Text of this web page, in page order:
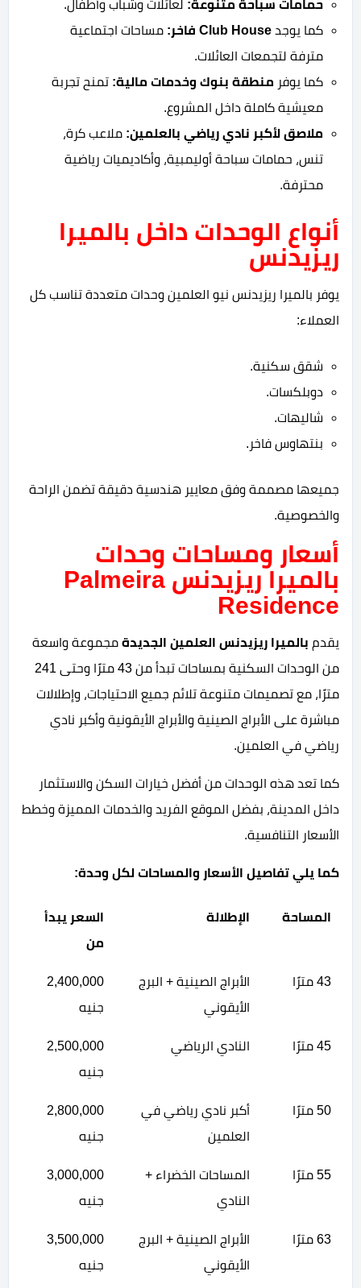
حمامات سباحة متنوعة: لعائلات وشباب وأطفال.
كما يوجد
مساحات اجتماعية
مترفة لتجمعات العائلات.
كما يوفر منطقة بنوك وخدمات مالية: تمنح تجربة
معيشية كاملة داخل المشروع.
ملاصق لأكبر نادي رياضي بالعلمين: ملاعب كرة،
تنس، حمامات سباحة أوليمبية، وأكاديميات رياضية
محترفة.
أنواع الوحدات داخل بالميرا
ريزيدنس
يوفر بالميرا ريزيدنس نيو العلمين وحدات متعددة تناسب كل
العملاء:
شقق سكنية.
دوبلكسات.
شاليهات.
بنتهاوس فاخر.
جميعها مصممة وفق معايير هندسية دقيقة تضمن الراحة
والخصوصية.
أسعار ومساحات وحدات
بالميرا ريزيدنس Palmeira
Residence
يقدم بالميرا ريزيدنس العلمين الجديدة مجموعة واسعة
من الوحدات السكنية بمساحات تبدأ من 43 مترًا وحتى 241
مترًا، مع تصميمات متنوعة تلائم جميع الاحتياجات، وإطلالات
مباشرة على الأبراج الصينية والأبراج الأيقونية وأكبر نادي
رياضي في العلمين.
كما تعد هذه الوحدات من أفضل خيارات السكن والاستثمار
داخل المدينة، بفضل الموقع الفريد والخدمات المميزة وخطط
الأسعار التنافسية.
كما يلي تفاصيل الأسعار والمساحات لكل وحدة:
المساحة الإطلالة
السعر يبدأ
من
43 مترًا
الأبراج الصينية + البرج
الأيقوني
2,400,000
جنيه
45 مترًا النادي الرياضي
2,500,000
جنيه
50 مترًا
أكبر نادي رياضي في
العلمين
2,800,000
جنيه
55 مترًا
المساحات الخضراء +
النادي
3,000,000
جنيه
63 مترًا
الأبراج الصينية + البرج
الأيقوني
3,500,000
جنيه